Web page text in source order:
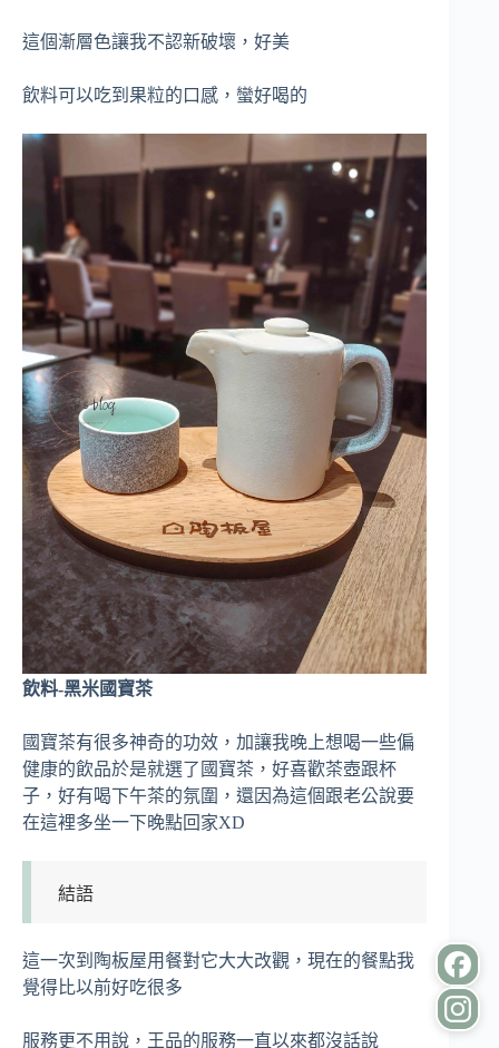
這個漸層色讓我不認新破壞，好美
飲料可以吃到果粒的口感，蠻好喝的
飲料-黑米國寶茶
國寶茶有很多神奇的功效，加讓我晚上想喝一些偏
健康的飲品於是就選了國寶茶，好喜歡茶壺跟杯
子，好有喝下午茶的氛圍，還因為這個跟老公說要
在這裡多坐一下晚點回家XD
結語
這一次到陶板屋用餐對它大大改觀，現在的餐點我
覺得比以前好吃很多
服務更不用說，王品的服務一直以來都沒話說